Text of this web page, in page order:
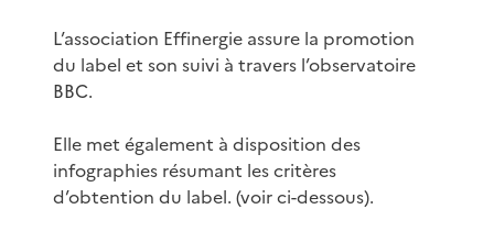
L’association Effinergie assure la promotion
du label et son suivi à travers l’observatoire
BBC.
Elle met également à disposition des
infographies résumant les critères
d’obtention du label. (voir ci-dessous).